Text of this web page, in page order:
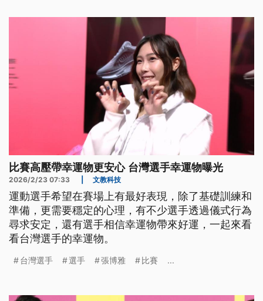
比賽高壓帶幸運物更安心 台灣選手幸運物曝光
2026/2/23 07:33 文教科技
運動選手希望在賽場上有最好表現，除了基礎訓練和
準備，更需要穩定的心理，有不少選手透過儀式行為
尋求安定，還有選手相信幸運物帶來好運，一起來看
看台灣選手的幸運物。
台灣選手 選手 張博雅 比賽 ...